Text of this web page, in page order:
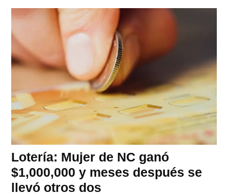
Lotería: Mujer de NC ganó
$1,000,000 y meses después se
llevó otros dos